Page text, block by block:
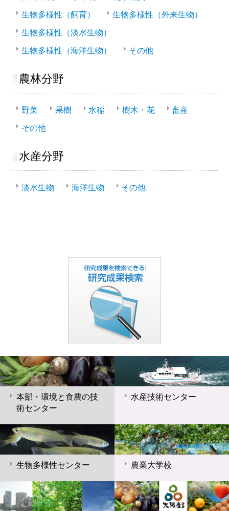
生物多様性（飼育） 生物多様性（外来生物）
生物多様性（淡水生物）
生物多様性（海洋生物） その他
農林分野
野菜 果樹 水稲 樹木・花 畜産
その他
水産分野
淡水生物 海洋生物 その他
本部・環境と食農の技
術センター
水産技術センター
生物多様性センター 農業大学校